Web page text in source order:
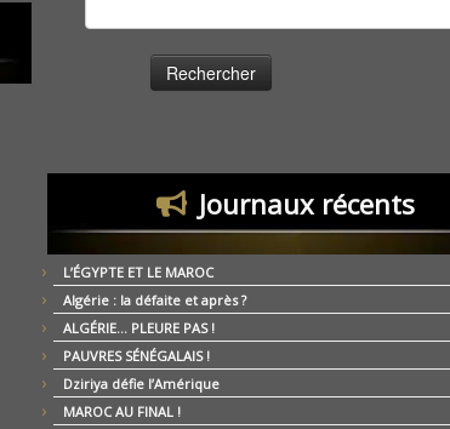
Journaux récents
L’ÉGYPTE ET LE MAROC
Algérie : la défaite et après ?
ALGÉRIE… PLEURE PAS !
PAUVRES SÉNÉGALAIS !
Dziriya défie l’Amérique
MAROC AU FINAL !